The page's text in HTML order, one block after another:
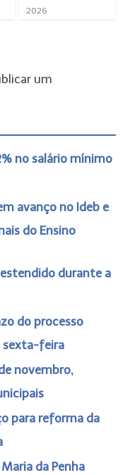
2026
um
no salário mínimo
avanço no Ideb e
do Ensino
durante a
do processo
sexta-feira
novembro,
para reforma da
da Penha